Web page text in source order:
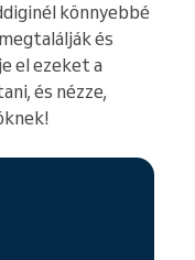
könnyebbé
és
el ezeket a
és nézze,